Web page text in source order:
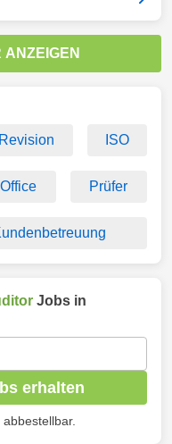
ANZEIGEN
Revision ISO
Prüfer
Jobs in
erhalten